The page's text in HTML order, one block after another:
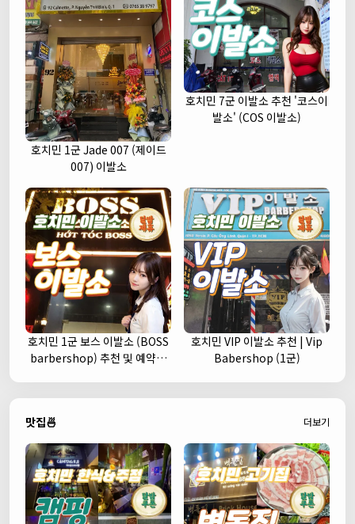
호치민 1군 Jade 007 (제이드
007) 이발소
호치민 7군 이발소 추천 '코스이
발소' (COS 이발소)
호치민 1군 보스 이발소 (BOSS
barbershop) 추천 및 예약안
호치민 VIP 이발소 추천 | Vip
Babershop (1군)
맛집🍜 더보기